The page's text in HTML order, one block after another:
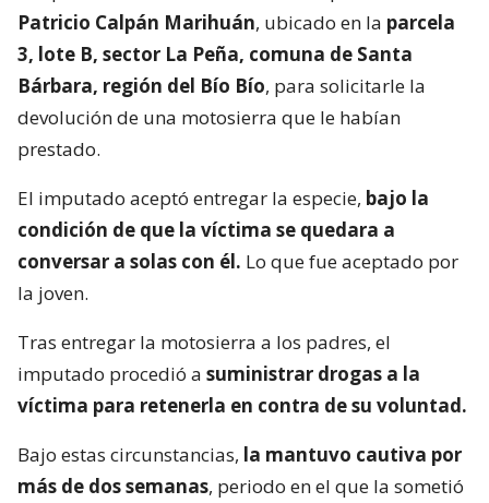
Patricio Calpán Marihuán, ubicado en la parcela
3, lote B, sector La Peña, comuna de Santa
Bárbara, región del Bío Bío, para solicitarle la
devolución de una motosierra que le habían
prestado.
El imputado aceptó entregar la especie, bajo la
condición de que la víctima se quedara a
conversar a solas con él. Lo que fue aceptado por
la joven.
Tras entregar la motosierra a los padres, el
imputado procedió a suministrar drogas a la
víctima para retenerla en contra de su voluntad.
Bajo estas circunstancias, la mantuvo cautiva por
más de dos semanas, periodo en el que la sometió